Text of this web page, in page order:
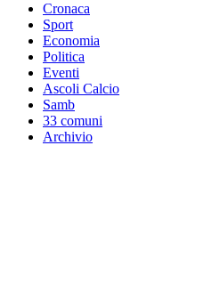
Cronaca
Sport
Economia
Politica
Eventi
Ascoli Calcio
Samb
33 comuni
Archivio